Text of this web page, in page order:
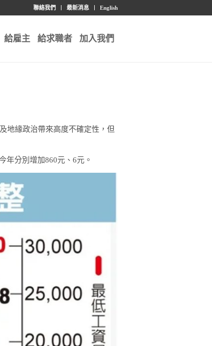
聯絡我們 最新消息 English
給雇主 給求職者 加入我們
地緣政治帶來高度不確定性，但
年分別增加860元、6元。